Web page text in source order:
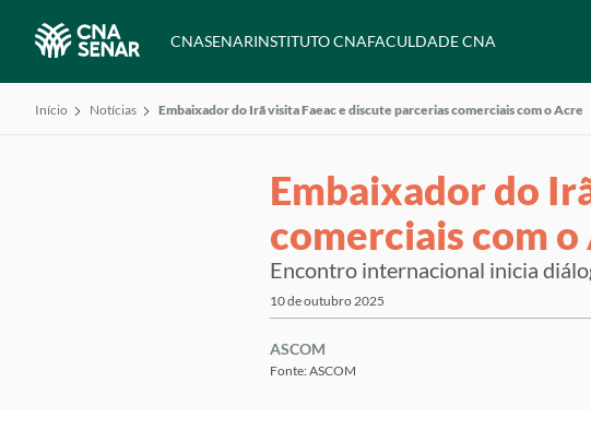
CNASENARINSTITUTO CNAFACULDADE CNA
Início Notícias Embaixador do Irã visita Faeac e discute parcerias comerciais com o Acre
Embaixador do
comerciais com o
Encontro internacional inicia
10 de outubro 2025
ASCOM
Fonte: ASCOM